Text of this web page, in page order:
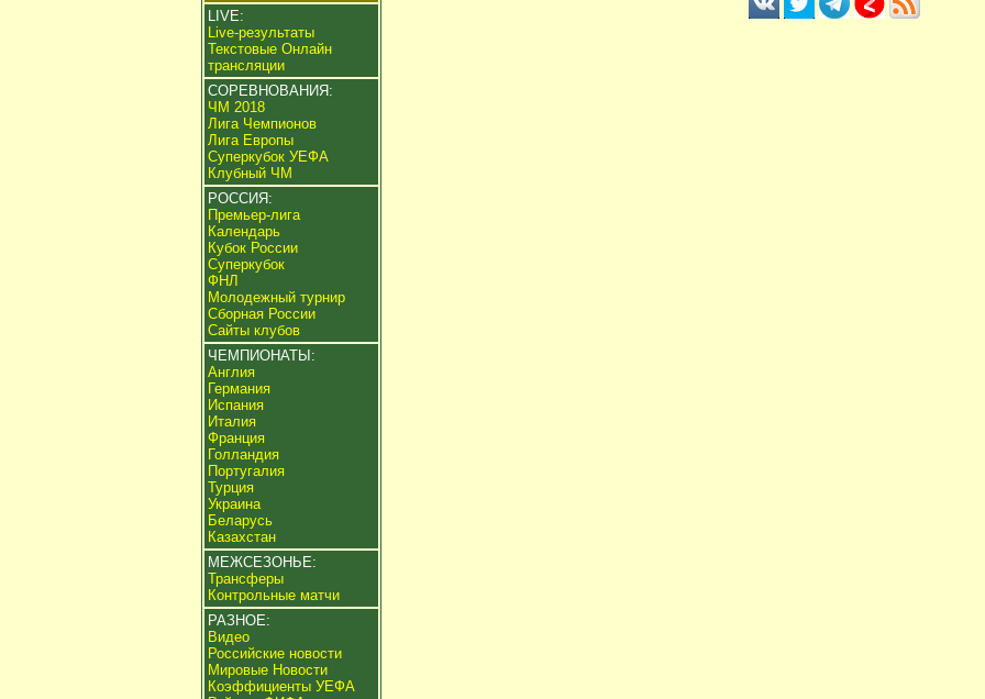
LIVE:
Live-результаты
Текстовые Онлайн
трансляции
СОРЕВНОВАНИЯ:
ЧМ 2018
Лига Чемпионов
Лига Европы
Суперкубок УЕФА
Клубный ЧМ
РОССИЯ:
Премьер-лига
Календарь
Кубок России
Суперкубок
ФНЛ
Молодежный турнир
Сборная России
Сайты клубов
ЧЕМПИОНАТЫ:
Англия
Германия
Испания
Италия
Франция
Голландия
Португалия
Турция
Украина
Беларусь
Казахстан
МЕЖСЕЗОНЬЕ:
Трансферы
Контрольные матчи
РАЗНОЕ:
Видео
Российские новости
Мировые Новости
Коэффициенты УЕФА